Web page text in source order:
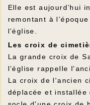
Elle est aujourd’hui
remontant à
l’église.
Les croix de
La grande croix de
l’église rappelle
La croix de l'ancien
déplacée et installée